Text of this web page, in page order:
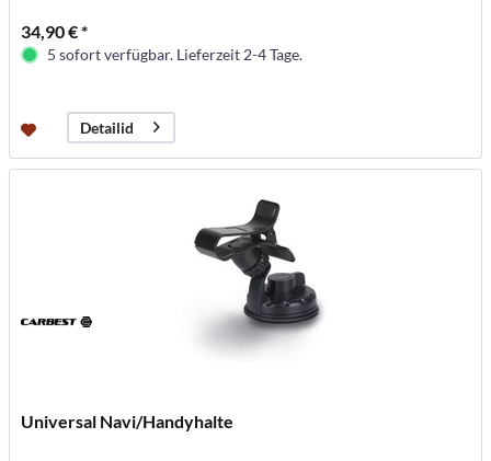
34,90 € *
5 sofort verfügbar. Lieferzeit 2-4 Tage.
Detailid
Universal Navi/Handyhalte